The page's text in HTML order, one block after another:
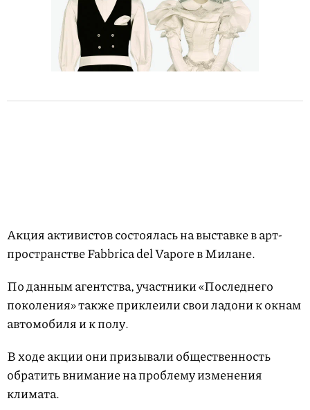
Акция активистов состоялась на выставке в арт-
пространстве Fabbrica del Vapore в Милане.
По данным агентства, участники «Последнего
поколения» также приклеили свои ладони к окнам
автомобиля и к полу.
В ходе акции они призывали общественность
обратить внимание на проблему изменения
климата.